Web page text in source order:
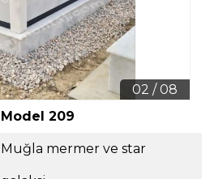
02 / 08
Model 209
Muğla mermer ve star